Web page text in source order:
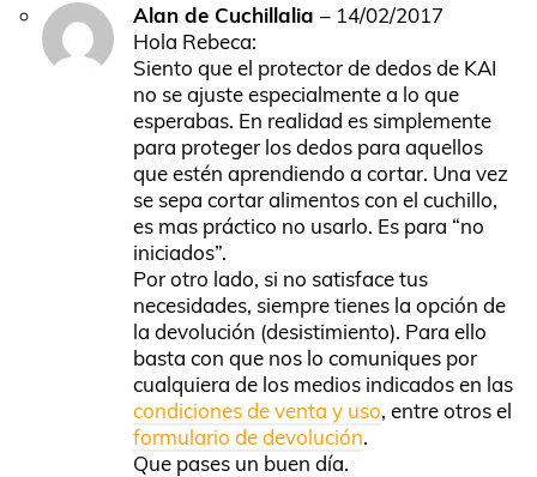
Alan de Cuchillalia – 14/02/2017
Hola Rebeca:
Siento que el protector de dedos de KAI
no se ajuste especialmente a lo que
esperabas. En realidad es simplemente
para proteger los dedos para aquellos
que estén aprendiendo a cortar. Una vez
se sepa cortar alimentos con el cuchillo,
es mas práctico no usarlo. Es para “no
iniciados”.
Por otro lado, si no satisface tus
necesidades, siempre tienes la opción de
la devolución (desistimiento). Para ello
basta con que nos lo comuniques por
cualquiera de los medios indicados en las
condiciones de venta y uso, entre otros el
formulario de devolución.
Que pases un buen día.